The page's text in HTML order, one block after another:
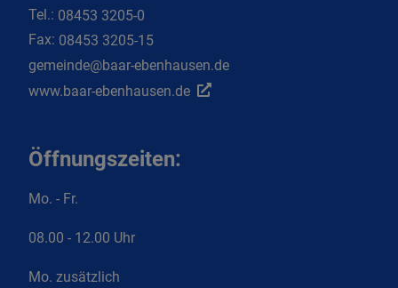
Tel.: 08453 3205-0
Fax: 08453 3205-15
gemeinde@baar-ebenhausen.de
www.baar-ebenhausen.de
Öffnungszeiten:
Mo. - Fr.
08.00 - 12.00 Uhr
Mo. zusätzlich